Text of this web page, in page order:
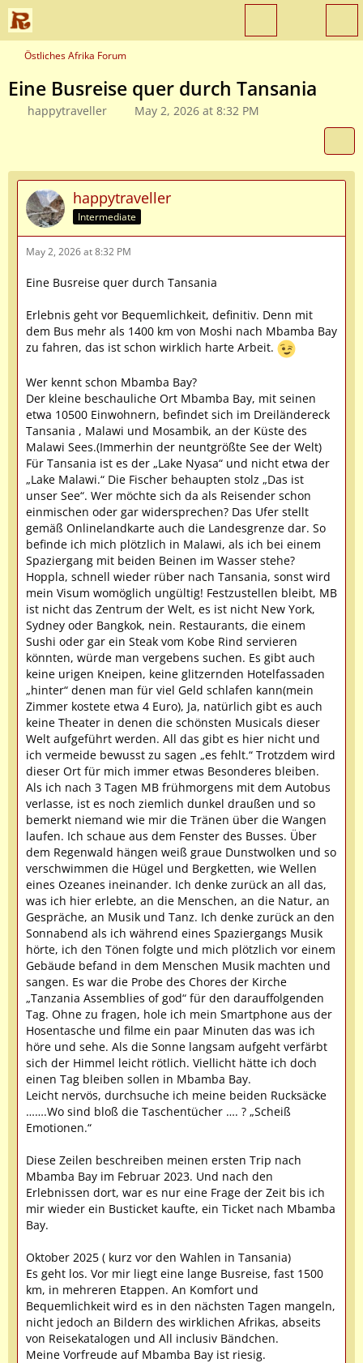
Östliches Afrika Forum
Eine Busreise quer durch Tansania
happytraveller May 2, 2026 at 8:32 PM
happytraveller
Intermediate
May 2, 2026 at 8:32 PM
Eine Busreise quer durch Tansania
Erlebnis geht vor Bequemlichkeit, definitiv. Denn mit
dem Bus mehr als 1400 km von Moshi nach Mbamba Bay
zu fahren, das ist schon wirklich harte Arbeit.
Wer kennt schon Mbamba Bay?
Der kleine beschauliche Ort Mbamba Bay, mit seinen
etwa 10500 Einwohnern, befindet sich im Dreiländereck
Tansania , Malawi und Mosambik, an der Küste des
Malawi Sees.(Immerhin der neuntgrößte See der Welt)
Für Tansania ist es der „Lake Nyasa“ und nicht etwa der
„Lake Malawi.“ Die Fischer behaupten stolz „Das ist
unser See“. Wer möchte sich da als Reisender schon
einmischen oder gar widersprechen? Das Ufer stellt
gemäß Onlinelandkarte auch die Landesgrenze dar. So
befinde ich mich plötzlich in Malawi, als ich bei einem
Spaziergang mit beiden Beinen im Wasser stehe?
Hoppla, schnell wieder rüber nach Tansania, sonst wird
mein Visum womöglich ungültig! Festzustellen bleibt, MB
ist nicht das Zentrum der Welt, es ist nicht New York,
Sydney oder Bangkok, nein. Restaurants, die einem
Sushi oder gar ein Steak vom Kobe Rind servieren
könnten, würde man vergebens suchen. Es gibt auch
keine urigen Kneipen, keine glitzernden Hotelfassaden
„hinter“ denen man für viel Geld schlafen kann(mein
Zimmer kostete etwa 4 Euro), Ja, natürlich gibt es auch
keine Theater in denen die schönsten Musicals dieser
Welt aufgeführt werden. All das gibt es hier nicht und
ich vermeide bewusst zu sagen „es fehlt.“ Trotzdem wird
dieser Ort für mich immer etwas Besonderes bleiben.
Als ich nach 3 Tagen MB frühmorgens mit dem Autobus
verlasse, ist es noch ziemlich dunkel draußen und so
bemerkt niemand wie mir die Tränen über die Wangen
laufen. Ich schaue aus dem Fenster des Busses. Über
dem Regenwald hängen weiß graue Dunstwolken und so
verschwimmen die Hügel und Bergketten, wie Wellen
eines Ozeanes ineinander. Ich denke zurück an all das,
was ich hier erlebte, an die Menschen, an die Natur, an
Gespräche, an Musik und Tanz. Ich denke zurück an den
Sonnabend als ich während eines Spaziergangs Musik
hörte, ich den Tönen folgte und mich plötzlich vor einem
Gebäude befand in dem Menschen Musik machten und
sangen. Es war die Probe des Chores der Kirche
„Tanzania Assemblies of god“ für den darauffolgenden
Tag. Ohne zu fragen, hole ich mein Smartphone aus der
Hosentasche und filme ein paar Minuten das was ich
höre und sehe. Als die Sonne langsam aufgeht verfärbt
sich der Himmel leicht rötlich. Viellicht hätte ich doch
einen Tag bleiben sollen in Mbamba Bay.
Leicht nervös, durchsuche ich meine beiden Rucksäcke
…….Wo sind bloß die Taschentücher …. ? „Scheiß
Emotionen.“
Diese Zeilen beschreiben meinen ersten Trip nach
Mbamba Bay im Februar 2023. Und nach den
Erlebnissen dort, war es nur eine Frage der Zeit bis ich
mir wieder ein Busticket kaufte, ein Ticket nach Mbamba
Bay.
Oktober 2025 ( kurz vor den Wahlen in Tansania)
Es geht los. Vor mir liegt eine lange Busreise, fast 1500
km, in mehreren Etappen. An Komfort und
Bequemlichkeit wird es in den nächsten Tagen mangeln,
nicht jedoch an Bildern des wirklichen Afrikas, abseits
von Reisekatalogen und All inclusiv Bändchen.
Meine Vorfreude auf Mbamba Bay ist riesig.